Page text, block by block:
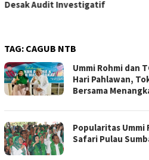
TAG: CAGUB NTB
Ummi Rohmi dan
Hari Pahlawan,
Bersama
Popularitas Ummi
Safari Pulau